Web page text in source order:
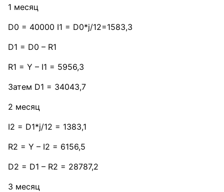
1 месяц
D0 = 40000 I1 = D0*j/12=1583,3
D1 = D0 – R1
R1 = Y – I1 = 5956,3
Затем D1 = 34043,7
2 месяц
I2 = D1*j/12 = 1383,1
R2 = Y – I2 = 6156,5
D2 = D1 – R2 = 28787,2
3 месяц